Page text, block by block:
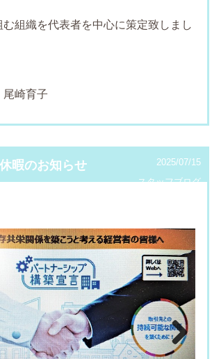
組織を代表者を中心に策定致しまし
崎育子
暇のお知らせ
2025/07/15
スタッフブログ